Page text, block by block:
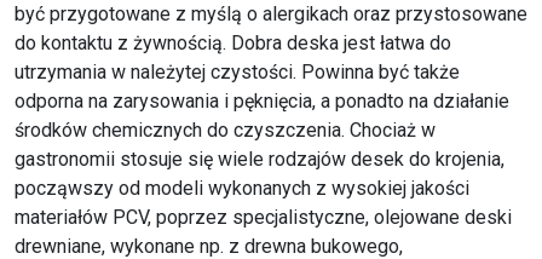
być przygotowane z myślą o alergikach oraz przystosowane
do kontaktu z żywnością. Dobra deska jest łatwa do
utrzymania w należytej czystości. Powinna być także
odporna na zarysowania i pęknięcia, a ponadto na działanie
środków chemicznych do czyszczenia. Chociaż w
gastronomii stosuje się wiele rodzajów desek do krojenia,
począwszy od modeli wykonanych z wysokiej jakości
materiałów PCV, poprzez specjalistyczne, olejowane deski
drewniane, wykonane np. z drewna bukowego,